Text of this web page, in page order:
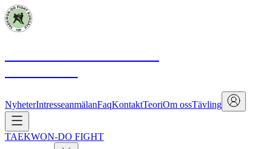
NyheterIntresseanmälanFaqKontaktTeoriOm ossTävling
TAEKWON-DO FIGHT